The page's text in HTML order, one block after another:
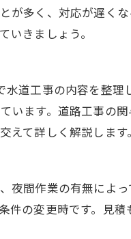
が多く、対応が遅く
いきましょう。
道工事の内容を整理
います。道路工事の関
て詳しく解説します
夜間作業の有無によっ
件の変更時です。見積